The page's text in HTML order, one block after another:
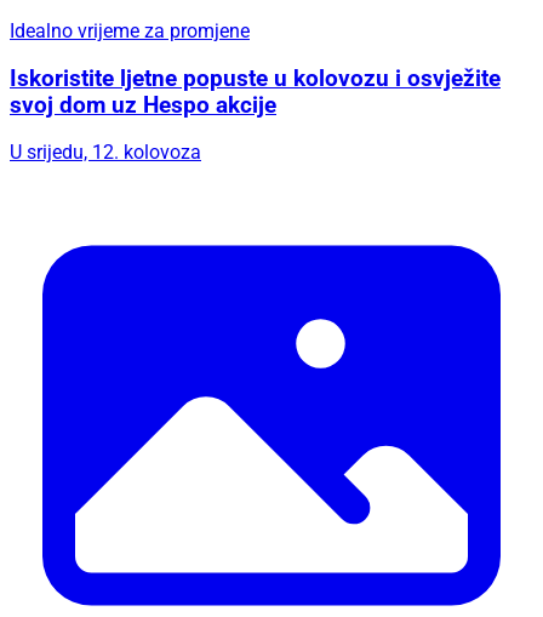
Idealno vrijeme za promjene
Iskoristite ljetne popuste u kolovozu i osvježite
svoj dom uz Hespo akcije
U srijedu, 12. kolovoza